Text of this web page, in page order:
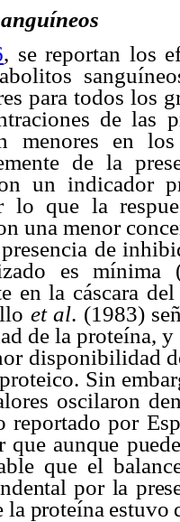
, se reportan los
para todos los
de las
menores en
de la
un indicador
lo que la
una menor
de
es mínima
en la cáscara
et al. (1983)
de la proteína, y
disponibilidad
Sin
oscilaron
reportado por
que aunque
que el
por la
proteína estuvo